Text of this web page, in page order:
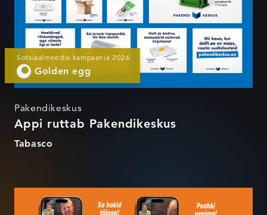
Sotsiaalmeedia kampaania 2026
Golden egg
Pakendikeskus
Appi ruttab Pakendikeskus
Tabasco
Facetime Joel Ostratiga